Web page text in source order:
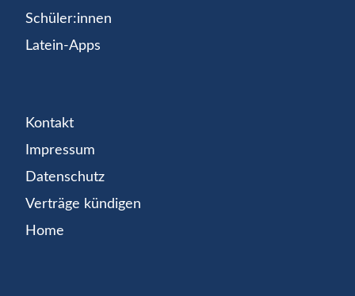
Schüler:innen
Latein-Apps
Kontakt
Impressum
Datenschutz
Verträge kündigen
Home